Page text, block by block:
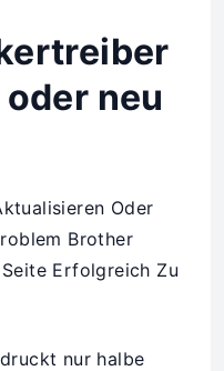
neu
nur halbe